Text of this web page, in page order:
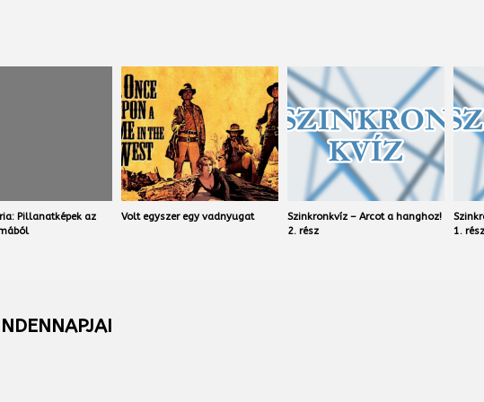
Pillanatképek az
Volt egyszer egy vadnyugat
Szinkronkvíz – Arcot a hanghoz!
2. rész
1. rész